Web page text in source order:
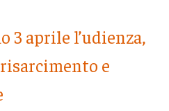
3 aprile l’udienza,
e